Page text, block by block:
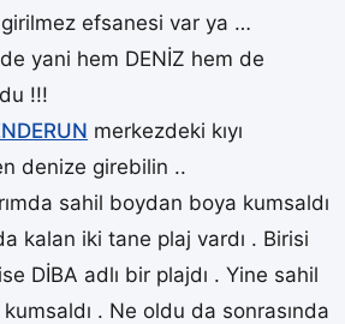
efsanesi var ya …
yani hem DENİZ hem de
!!!
merkezdeki kıyı
denize girebilin ..
sahil boydan boya kumsaldı
kalan iki tane plaj vardı . Birisi
DİBA adlı bir plajdı . Yine sahil
. Ne oldu da sonrasında